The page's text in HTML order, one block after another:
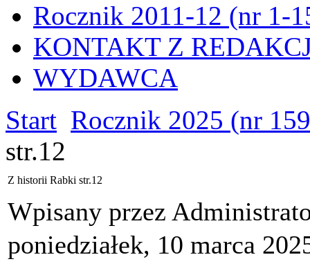
Rocznik 2011-12 (nr 1-
KONTAKT Z
WYDAWCA
Start Rocznik 2025 (nr
str.12
Z historii Rabki str.12
Wpisany przez
poniedziałek, 10 marca